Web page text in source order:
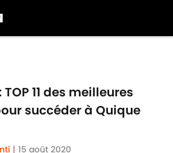
11 des meilleures
succéder à Quique
| 15 août 2020